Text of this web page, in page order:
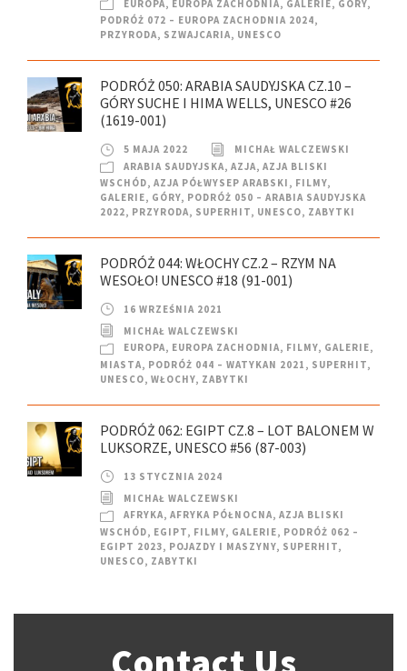
EUROPA, EUROPA ZACHODNIA, GALERIE, GÓRY,
PODRÓŻ 072 – EUROPA ZACHODNIA 2024,
PRZYRODA, SZWAJCARIA, UNESCO
PODRÓŻ 050: ARABIA SAUDYJSKA CZ.10 –
GÓRY SUCHE I HIMA WELLS, UNESCO #26
(1619-001)
5 MAJA 2022
MICHAŁ WALCZEWSKI
ARABIA SAUDYJSKA, AZJA, AZJA BLISKI
WSCHÓD, AZJA PÓŁWYSEP ARABSKI , FILMY,
GALERIE, GÓRY, PODRÓŻ 050 – ARABIA SAUDYJSKA
2022, PRZYRODA, SUPERHIT, UNESCO, ZABYTKI
PODRÓŻ 044: WŁOCHY CZ.2 – RZYM NA
WESOŁO! UNESCO #18 (91-001)
16 WRZEŚNIA 2021
MICHAŁ WALCZEWSKI
EUROPA, EUROPA ZACHODNIA, FILMY, GALERIE,
MIASTA, PODRÓŻ 044 – WATYKAN 2021 , SUPERHIT,
UNESCO, WŁOCHY, ZABYTKI
PODRÓŻ 062: EGIPT CZ.8 – LOT BALONEM W
LUKSORZE, UNESCO #56 (87-003)
13 STYCZNIA 2024
MICHAŁ WALCZEWSKI
AFRYKA, AFRYKA PÓŁNOCNA, AZJA BLISKI
WSCHÓD, EGIPT, FILMY, GALERIE, PODRÓŻ 062 –
EGIPT 2023, POJAZDY I MASZYNY, SUPERHIT,
UNESCO, ZABYTKI